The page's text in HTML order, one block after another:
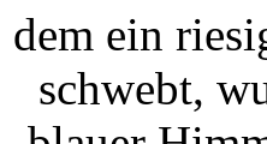
dem ein
schwebt,